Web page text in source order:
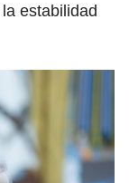
estabilidad